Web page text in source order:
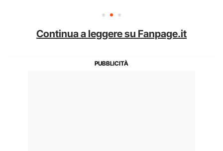
Continua a leggere su Fanpage.it